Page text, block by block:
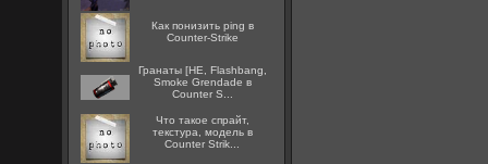
Как понизить ping в
Counter-Strike
Гранаты [HE, Flashbang,
Smoke Grendade в
Counter S...
Что такое спрайт,
текстура, модель в
Counter Strik...